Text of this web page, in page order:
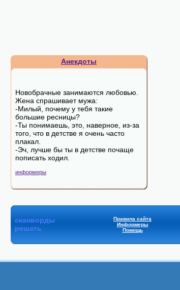
Анекдоты
Новобрачные занимаются любовью.
Жена спрашивает мужа:
-Милый, почему у тебя такие
большие ресницы?
-Ты понимаешь, это, наверное, из-за
того, что в детстве я очень часто
плакал.
-Эч, лучше бы ты в детстве почаще
пописать ходил.
информеры
сканворды
решать
Правила сайта
Информеры
Помощь